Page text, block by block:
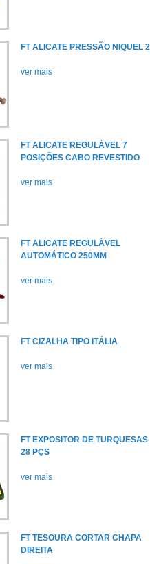
FT ALICATE PRESSÃO NIQUEL 2
ver mais
FT ALICATE REGULÁVEL 7
POSIÇÕES CABO REVESTIDO
ver mais
FT ALICATE REGULÁVEL
AUTOMÁTICO 250MM
ver mais
FT CIZALHA TIPO ITÁLIA
ver mais
FT EXPOSITOR DE TURQUESAS
28 PÇS
ver mais
FT TESOURA CORTAR CHAPA
DIREITA